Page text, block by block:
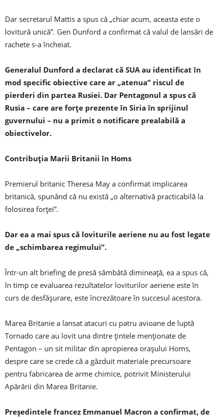
Dar secretarul Mattis a spus că „chiar acum, aceasta este o
lovitură unică”. Gen Dunford a confirmat că valul de lansări de
rachete s-a încheiat.
Generalul Dunford a declarat că SUA au identificat în
mod specific obiective care ar „atenua” riscul de
pierderi din partea Rusiei. Dar Pentagonul a spus că
Rusia – care are forțe prezente în Siria în sprijinul
guvernului – nu a primit o notificare prealabilă a
obiectivelor.
Contribuția Marii Britanii în Homs
Premierul britanic Theresa May a confirmat implicarea
britanică, spunând că nu există „o alternativă practicabilă la
folosirea forței”.
Dar ea a mai spus că loviturile aeriene nu au fost legate
de „schimbarea regimului”.
Într-un alt briefing de presă sâmbătă dimineață, ea a spus că,
în timp ce evaluarea rezultatelor loviturilor aeriene este în
curs de desfășurare, este încrezătoare în succesul acestora.
Marea Britanie a lansat atacuri cu patru avioane de luptă
Tornado care au lovit una dintre țintele menționate de
Pentagon – un sit militar din apropierea orașului Homs,
despre care se crede că a găzduit materiale precursoare
pentru fabricarea de arme chimice, potrivit Ministerului
Apărării din Marea Britanie.
Președintele francez Emmanuel Macron a confirmat, de